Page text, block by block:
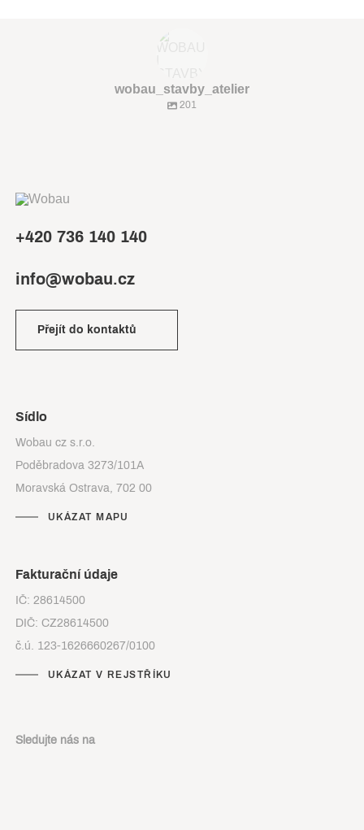
wobau_stavby_atelier
201
+420 736 140 140
info@wobau.cz
Přejít do kontaktů
Sídlo
Wobau cz s.r.o.
Poděbradova 3273/101A
Moravská Ostrava, 702 00
UKÁZAT MAPU
Fakturační údaje
IČ: 28614500
DIČ: CZ28614500
č.ú. 123-1626660267/0100
UKÁZAT V REJSTŘÍKU
Sledujte nás na